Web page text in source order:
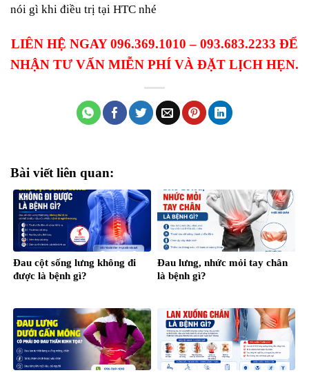
nói gì khi điều trị tại HTC nhé
LIÊN HỆ NGAY 096.369.1010 – 093.683.2233 ĐỂ
NHẬN TƯ VẤN MIỄN PHÍ VÀ ĐẶT LỊCH HẸN.
Bài viết liên quan:
Đau cột sống lưng không đi
được là bệnh gì?
Đau lưng, nhức mỏi tay chân
là bệnh gì?